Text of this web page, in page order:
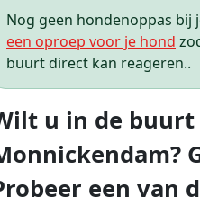
Nog geen hondenoppas bij
een oproep voor je hond
buurt direct kan reageren..
u in de buurt
een van